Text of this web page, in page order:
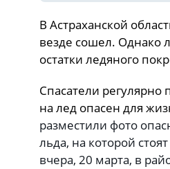
В Астраханской
везде сошел. Однако
остатки ледяного
Спасатели
на лед опасен для
разместили фото
льда, на которой
вчера, 20 марта, в